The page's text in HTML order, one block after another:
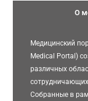
О
Медицинский
Medical Portal)
различных
Собранные в